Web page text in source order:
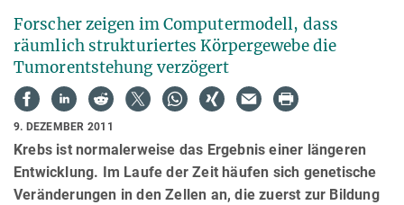
Forscher zeigen im Computermodell, dass
räumlich strukturiertes Körpergewebe die
Tumorentstehung verzögert
9. DEZEMBER 2011
Krebs ist normalerweise das Ergebnis einer längeren
Entwicklung. Im Laufe der Zeit häufen sich genetische
Veränderungen in den Zellen an, die zuerst zur Bildung